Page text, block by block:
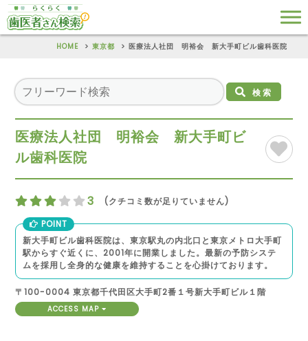
HOME 東京都 医療法人社団 明裕会 新大手町ビル歯科医院
検索
医療法人社団 明裕会 新大手町ビ
ル歯科医院
3
(クチコミ数が足りていません)
POINT
新大手町ビル歯科医院は、東京駅丸の内北口と東京メトロ大手町
駅からすぐ近くに、2001年に開業しました。最新の予防システ
ムを採用し全身的な健康を維持することを心掛けております。
〒100-0004 東京都千代田区大手町2番１号新大手町ビル１階
ACCESS MAP